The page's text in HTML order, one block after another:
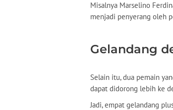
Misalnya Marselino
menjadi penyerang oleh
Gelandang
Selain itu, dua pemain
dapat didorong lebih ke
Jadi, empat gelandang